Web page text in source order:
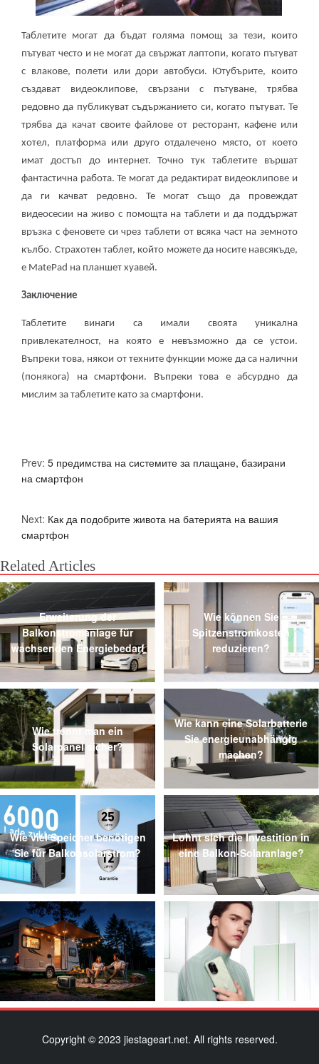
Таблетите могат да бъдат голяма помощ за тези, които
пътуват често и не могат да свържат лаптопи, когато пътуват
с влакове, полети или дори автобуси. Ютубърите, които
създават видеоклипове, свързани с пътуване, трябва
редовно да публикуват съдържанието си, когато пътуват. Те
трябва да качат своите файлове от ресторант, кафене или
хотел, платформа или друго отдалечено място, от което
имат достъп до интернет. Точно тук таблетите вършат
фантастична работа. Те могат да редактират видеоклипове и
да ги качват редовно. Те могат също да провеждат
видеосесии на живо с помощта на таблети и да поддържат
връзка с феновете си чрез таблети от всяка част на земното
кълбо. Страхотен таблет, който можете да носите навсякъде,
е MatePad на планшет хуавей.
Заключение
Таблетите винаги са имали своята уникална
привлекателност, на която е невъзможно да се устои.
Въпреки това, някои от техните функции може да са налични
(понякога) на смартфони. Въпреки това е абсурдно да
мислим за таблетите като за смартфони.
Prev: 5 предимства на системите за плащане, базирани
на смартфон
Next: Как да подобрите живота на батерията на вашия
смартфон
Related Articles
Erweiterung der
Balkonstromanlage für
wachsenden Energiebedarf
Wie können Sie
Spitzenstromkosten
reduzieren?
Wie trennt man ein
Solarpanel sicher?
Wie kann eine Solarbatterie
Sie energieunabhängig
machen?
Wie viel Speicher benötigen
Sie für Balkonsolarstrom?
Lohnt sich die Investition in
eine Balkon-Solaranlage?
Copyright © 2023 jiestageart.net. All rights reserved.